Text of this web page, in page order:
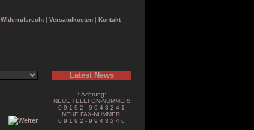
Widerrufsrecht| Versandkosten| Kontakt
Latest News
* Achtung:
NEUE TELEFON-NUMMER:
0 9 1 9 2 - 9 9 4 3 2 4 1
NEUE FAX-NUMMER:
0 9 1 9 2 - 9 9 4 3 2 4 6